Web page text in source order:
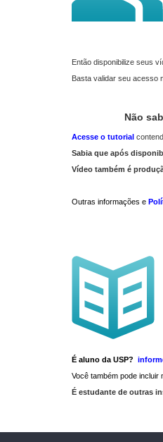
Então disponibilize seus
Basta validar seu acesso
Não
Acesse o tutorial
Sabia que após
Vídeo também é
Outras informações e
É aluno da USP?
Você também pode
É estudante de outras